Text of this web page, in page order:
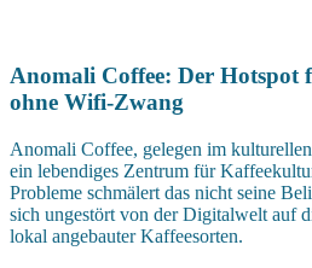
Anomali Coffee: Der Hotspot
ohne Wifi-Zwang
Anomali Coffee, gelegen im
ein lebendiges Zentrum für
Probleme schmälert das nicht seine
sich ungestört von der Digitalwelt auf
lokal angebauter Kaffeesorten.